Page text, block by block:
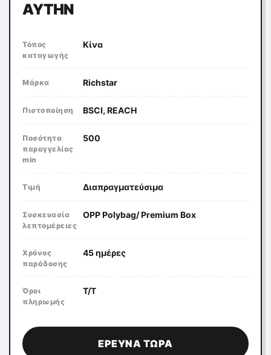
ΑΥΤΉΝ
Τόπος
καταγωγής
Κίνα
Μάρκα Richstar
Πιστοποίηση BSCI, REACH
Ποσότητα
παραγγελίας
min
500
Τιμή Διαπραγματεύσιμα
Συσκευασία
λεπτομέρειες
OPP Polybag/ Premium Box
Χρόνος
παράδοσης
45 ημέρες
Όροι
πληρωμής
T/T
ΈΡΕΥΝΑ ΤΏΡΑ